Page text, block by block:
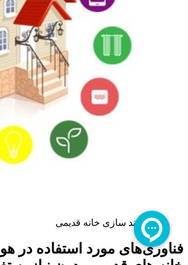
هوشمند سازی خانه قدیمی
فناوری‌های مورد استفاده در